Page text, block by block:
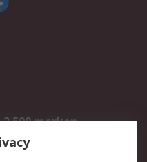
2.500 merken
Inkoopoplossingen